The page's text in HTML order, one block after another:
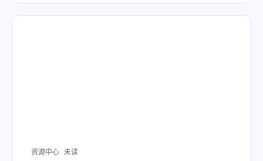
资源中心 未读